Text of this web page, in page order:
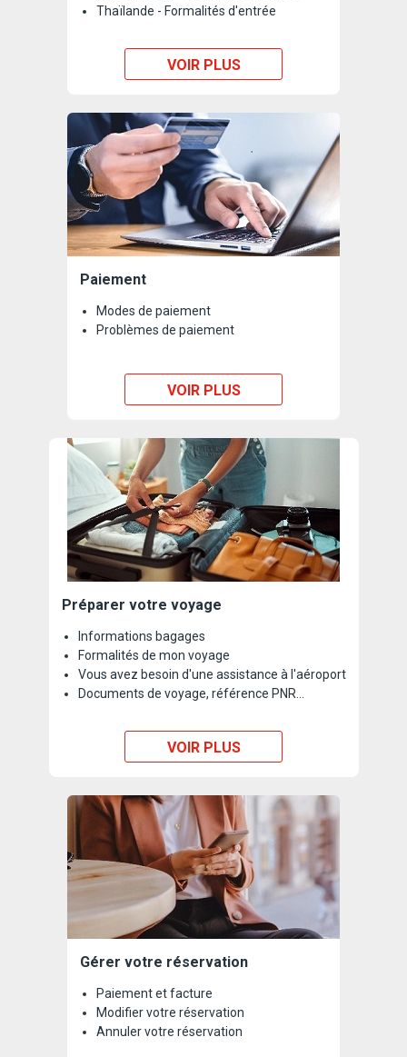
Thaïlande - Formalités d'entrée
VOIR PLUS
Paiement
Modes de paiement
Problèmes de paiement
VOIR PLUS
Préparer votre voyage
Informations bagages
Formalités de mon voyage
Vous avez besoin d'une assistance à l'aéroport
Documents de voyage, référence PNR...
VOIR PLUS
Gérer votre réservation
Paiement et facture
Modifier votre réservation
Annuler votre réservation